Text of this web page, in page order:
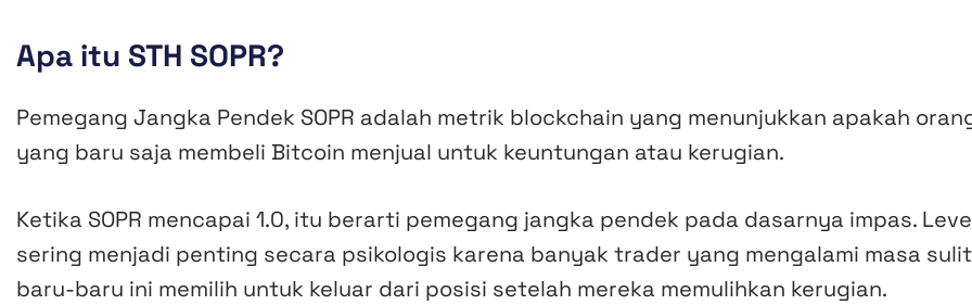
Apa itu STH SOPR?
Pemegang Jangka Pendek SOPR adalah metrik blockchain yang menunjukkan apakah
yang baru saja membeli Bitcoin menjual untuk keuntungan atau kerugian.
Ketika SOPR mencapai 1.0, itu berarti pemegang jangka pendek pada dasarnya impas.
sering menjadi penting secara psikologis karena banyak trader yang mengalami masa sulit
baru-baru ini memilih untuk keluar dari posisi setelah mereka memulihkan kerugian.